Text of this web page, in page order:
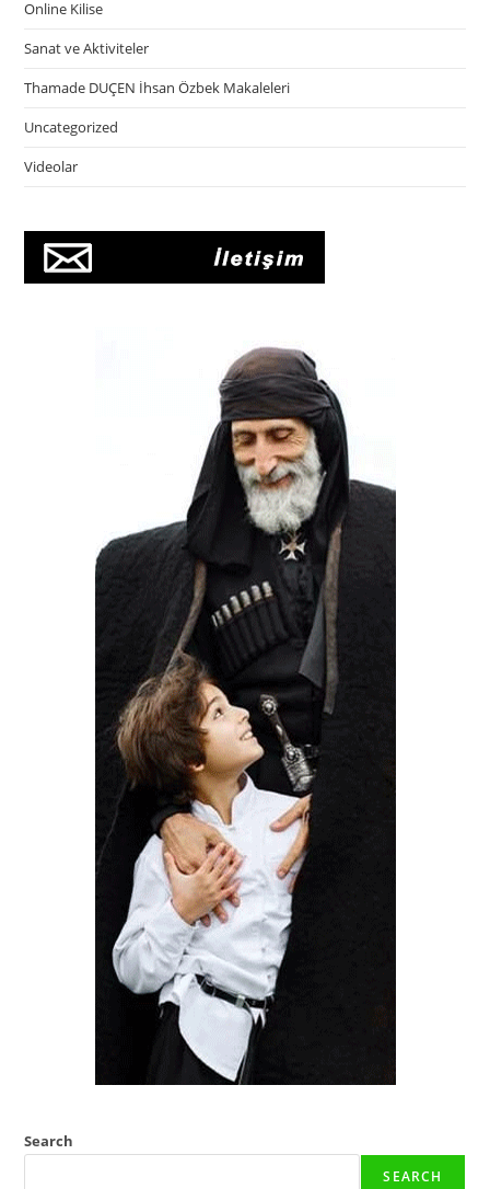
Online Kilise
Sanat ve Aktiviteler
Thamade DUÇEN İhsan Özbek Makaleleri
Uncategorized
Videolar
Search
SEARCH